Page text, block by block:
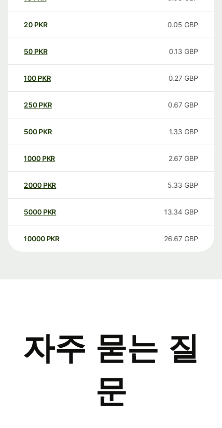
20 PKR 0.05 GBP
50 PKR 0.13 GBP
100 PKR 0.27 GBP
250 PKR 0.67 GBP
500 PKR 1.33 GBP
1000 PKR 2.67 GBP
2000 PKR 5.33 GBP
5000 PKR 13.34 GBP
10000 PKR 26.67 GBP
자주 묻는 질
문